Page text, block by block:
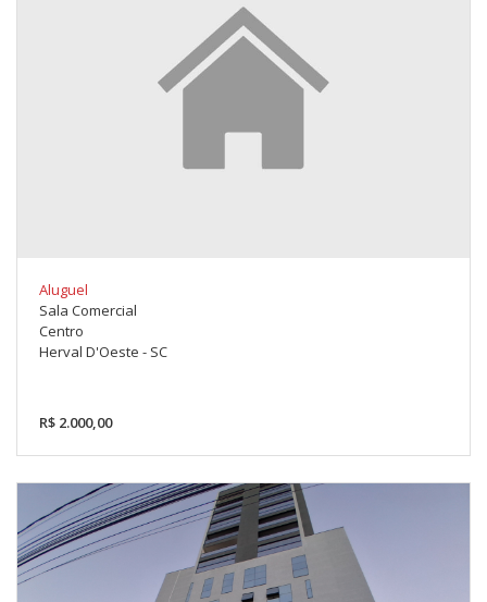
Aluguel
Sala Comercial
Centro
Herval D'Oeste - SC
R$ 2.000,00